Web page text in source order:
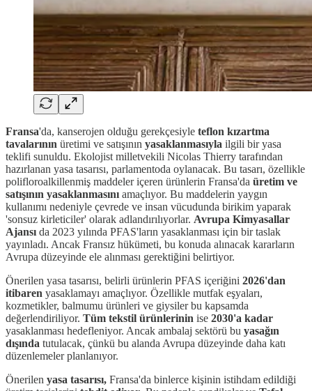
Fransa'da, kanserojen olduğu gerekçesiyle teflon kızartma
tavalarının üretimi ve satışının yasaklanmasıyla ilgili bir yasa
teklifi sunuldu. Ekolojist milletvekili Nicolas Thierry tarafından
hazırlanan yasa tasarısı, parlamentoda oylanacak. Bu tasarı, özellikle
polifloroalkillenmiş maddeler içeren ürünlerin Fransa'da üretim ve
satışının yasaklanmasını amaçlıyor. Bu maddelerin yaygın
kullanımı nedeniyle çevrede ve insan vücudunda birikim yaparak
'sonsuz kirleticiler' olarak adlandırılıyorlar. Avrupa Kimyasallar
Ajansı da 2023 yılında PFAS'ların yasaklanması için bir taslak
yayınladı. Ancak Fransız hükümeti, bu konuda alınacak kararların
Avrupa düzeyinde ele alınması gerektiğini belirtiyor.
Önerilen yasa tasarısı, belirli ürünlerin PFAS içeriğini 2026'dan
itibaren yasaklamayı amaçlıyor. Özellikle mutfak eşyaları,
kozmetikler, balmumu ürünleri ve giysiler bu kapsamda
değerlendiriliyor. Tüm tekstil ürünlerinin ise 2030'a kadar
yasaklanması hedefleniyor. Ancak ambalaj sektörü bu yasağın
dışında tutulacak, çünkü bu alanda Avrupa düzeyinde daha katı
düzenlemeler planlanıyor.
Önerilen yasa tasarısı, Fransa'da binlerce kişinin istihdam edildiği